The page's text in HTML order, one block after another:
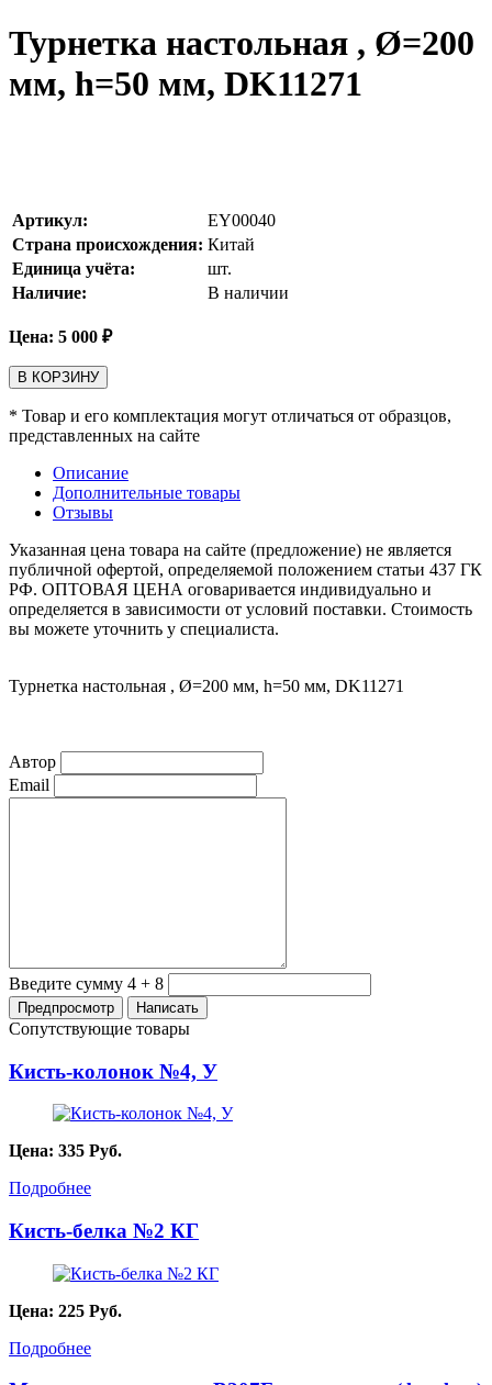
Турнетка настольная , Ø=200
мм, h=50 мм, DK11271
Артикул:
EY00040
Страна происхождения: Китай
Единица учёта:
шт.
Наличие:
В наличии
Цена: 5 000 ₽
В КОРЗИНУ
* Товар и его комплектация могут отличаться от образцов,
представленных на сайте
Описание
Дополнительные товары
Отзывы
Указанная цена товара на сайте (предложение) не является
публичной офертой, определяемой положением статьи 437 ГК
РФ. ОПТОВАЯ ЦЕНА оговаривается индивидуально и
определяется в зависимости от условий поставки. Стоимость
вы можете уточнить у специалиста.
Турнетка настольная , Ø=200 мм, h=50 мм, DK11271
Автор
Email
Введите сумму 4 + 8
Сопутствующие товары
Кисть-колонок №4, У
Цена: 335 Руб.
Подробнее
Кисть-белка №2 КГ
Цена: 225 Руб.
Подробнее